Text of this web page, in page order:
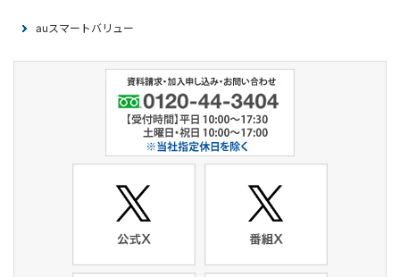
auスマートバリュー